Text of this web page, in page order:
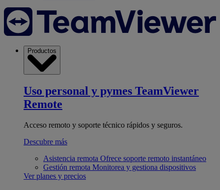
Productos
Uso personal y pymes TeamViewer
Remote
Acceso remoto y soporte técnico rápidos y seguros.
Descubre más
Asistencia remota Ofrece soporte remoto instantáneo
Gestión remota Monitorea y gestiona dispositivos
Ver planes y precios